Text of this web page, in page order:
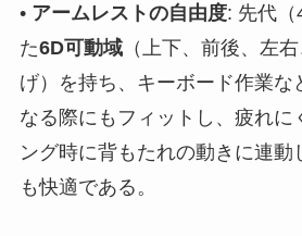
• アームレストの自由度: 先代（
た6D可動域（上下、前後、左
げ）を持ち、キーボード作業な
なる際にもフィットし、疲れに
ング時に背もたれの動きに連動
も快適である。